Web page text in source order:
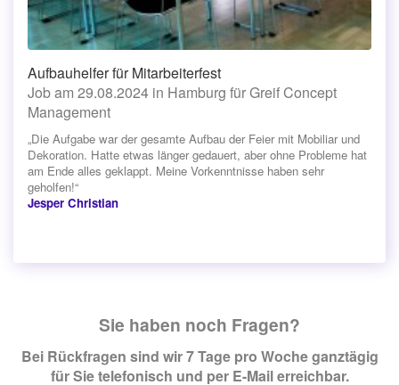
Aufbauhelfer für Mitarbeiterfest
Job am 29.08.2024 in Hamburg für Greif Concept
Management
„Die Aufgabe war der gesamte Aufbau der Feier mit Mobiliar und
Dekoration. Hatte etwas länger gedauert, aber ohne Probleme hat
am Ende alles geklappt. Meine Vorkenntnisse haben sehr
geholfen!“
Jesper Christian
Sie haben noch Fragen?
Bei Rückfragen sind wir 7 Tage pro Woche ganztägig
für Sie telefonisch und per E-Mail erreichbar.